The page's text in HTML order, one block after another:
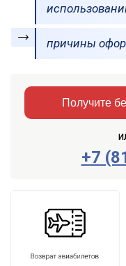
причины
Получите
+7
Заказать
Отправляя
данные,
соглашаетесь